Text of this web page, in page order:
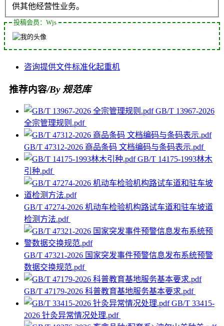
供其他经营性业务。
投稿会员：Wjs
咨询提供文件标准化起重机
推荐内容/By 规范库
GB/T 13967-2026
全宗管理规则.pdf
GB/T 47312-2026 商品条码 文档编码与条码表示.pdf
GB/T 14175-1993林木
引种.pdf
GB/T 47274-2026 机动车检验机构路试车道和驻车坡道
检测方法.pdf
GB/T 47321-2026 国家突发事件预警信息发布系统预警
数据交换规范.pdf
GB/T 47179-2026 科普教育基地服务基本要求.pdf
GB/T 33415-
2026 针灸异常情况处理.pdf